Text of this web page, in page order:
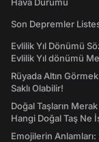
Son Depremler
Evlilik Yıl Dönümü
Evlilik Yıl dönümü
Rüyada Altın
Saklı Olabilir!
Doğal Taşların
Hangi Doğal Taş Ne
Emojilerin